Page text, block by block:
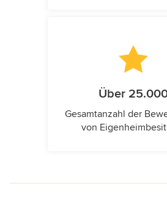
Über
Gesamtanzahl der
von